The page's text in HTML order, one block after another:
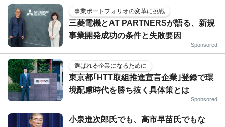
事業ポートフォリオの変革に挑戦
三菱電機とAT PARTNERSが語る、新規
事業開発成功の条件と失敗要因
Sponsored
選ばれる企業になるために
東京都｢HTT取組推進宣言企業｣登録で環
境配慮時代を勝ち抜く具体策とは
Sponsored
小泉進次郎氏でも、高市早苗氏でもな